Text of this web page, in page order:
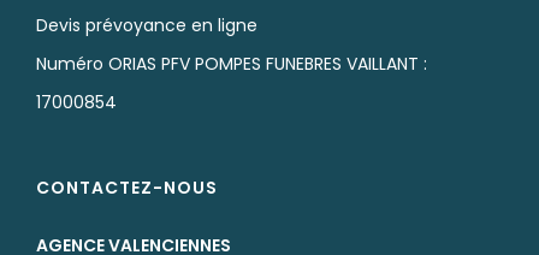
Devis prévoyance en ligne
Numéro ORIAS PFV POMPES FUNEBRES VAILLANT :
17000854
CONTACTEZ-NOUS
AGENCE VALENCIENNES